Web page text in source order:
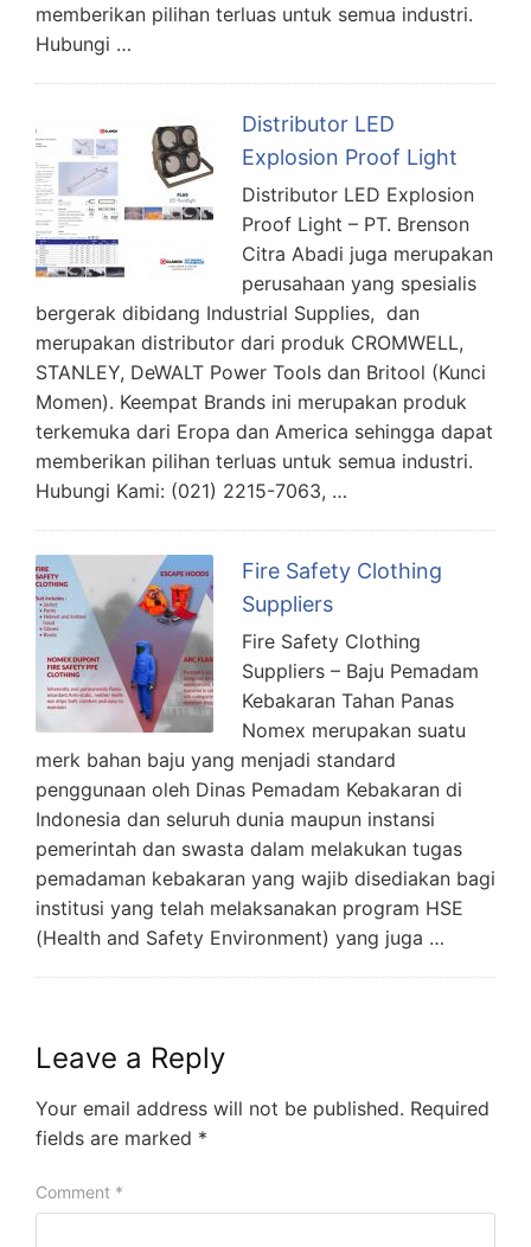
memberikan pilihan terluas untuk semua industri.
Hubungi …
Distributor LED
Explosion Proof Light
Distributor LED Explosion
Proof Light – PT. Brenson
Citra Abadi juga merupakan
perusahaan yang spesialis
bergerak dibidang Industrial Supplies, dan
merupakan distributor dari produk CROMWELL,
STANLEY, DeWALT Power Tools dan Britool (Kunci
Momen). Keempat Brands ini merupakan produk
terkemuka dari Eropa dan America sehingga dapat
memberikan pilihan terluas untuk semua industri.
Hubungi Kami: (021) 2215-7063, …
Fire Safety Clothing
Suppliers
Fire Safety Clothing
Suppliers – Baju Pemadam
Kebakaran Tahan Panas
Nomex merupakan suatu
merk bahan baju yang menjadi standard
penggunaan oleh Dinas Pemadam Kebakaran di
Indonesia dan seluruh dunia maupun instansi
pemerintah dan swasta dalam melakukan tugas
pemadaman kebakaran yang wajib disediakan bagi
institusi yang telah melaksanakan program HSE
(Health and Safety Environment) yang juga …
Leave a Reply
Your email address will not be published. Required
fields are marked *
Comment *